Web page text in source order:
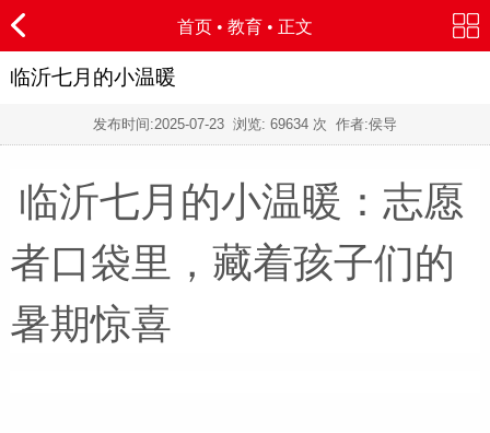
首页 • 教育 • 正文
临沂七月的小温暖
发布时间:2025-07-23 浏览: 69634 次 作者:侯导
临沂七月的小温暖：志愿
者口袋里，藏着孩子们的
暑期惊喜